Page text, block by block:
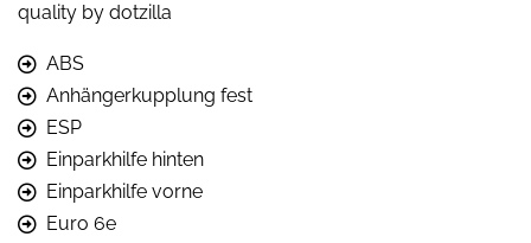
quality by dotzilla
ABS
Anhängerkupplung fest
ESP
Einparkhilfe hinten
Einparkhilfe vorne
Euro 6e